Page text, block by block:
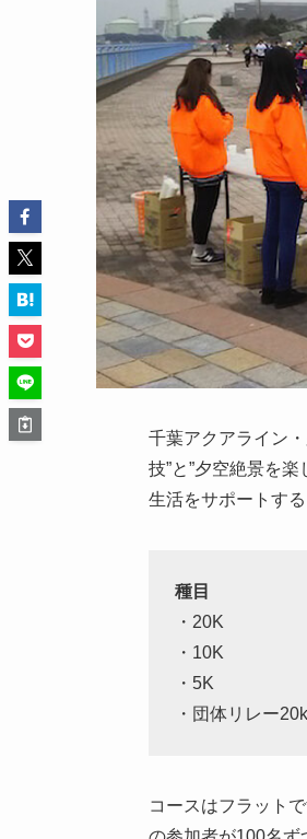
千葉アクアライン
技”と”夕空絶景を
生活をサポートす
種目
・20K
・10K
・5K
・団体リレー
コースはフラット